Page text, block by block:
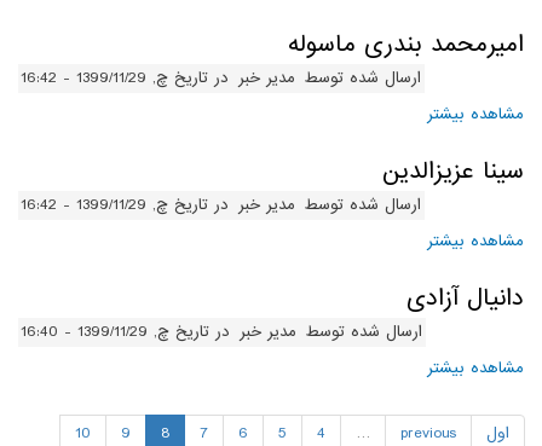
امیرمحمد بندری ماسوله
ارسال شده توسط مدیر خبر در تاریخ چ, 1399/11/29 - 16:42
مشاهده بیشتر
سینا عزیزالدین
ارسال شده توسط مدیر خبر در تاریخ چ, 1399/11/29 - 16:42
مشاهده بیشتر
دانیال آزادی
ارسال شده توسط مدیر خبر در تاریخ چ, 1399/11/29 - 16:40
مشاهده بیشتر
اول previous
…
4
5
6
7
8
9
10